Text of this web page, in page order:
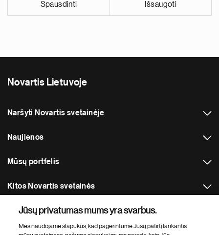
Spausdinti Išsaugoti
Novartis Lietuvoje
Naršyti Novartis svetainėje
Naujienos
Mūsų portfelis
Kitos Novartis svetainės
Footer Site Search
Jūsų privatumas mums yra svarbus.
Mes naudojame slapukus, kad pagerintume Jūsų patirtį lankantis